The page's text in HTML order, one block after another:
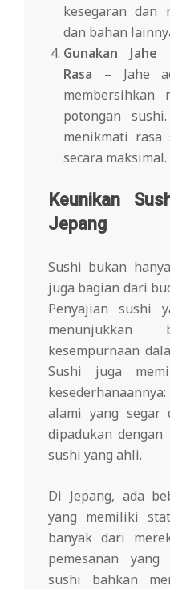
kesegaran
dan bahan
Gunakan Jahe
Rasa – Jahe
potongan
menikmati rasa
secara maksimal.
Keunikan
Jepang
Sushi bukan
juga bagian dari
Penyajian sushi
menunjukkan
kesempurnaan
Sushi juga
alami yang segar
dipadukan
sushi yang ahli.
Di Jepang, ada
yang memiliki
banyak dari
pemesanan
sushi bahkan